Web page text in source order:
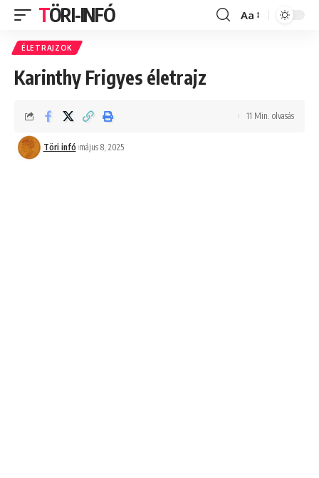
TÖRI-INFÓ
Font
Aa
ÉLETRAJZOK
Karinthy Frigyes életrajz
Töri infó május 8, 2025
11 Min. olvasás